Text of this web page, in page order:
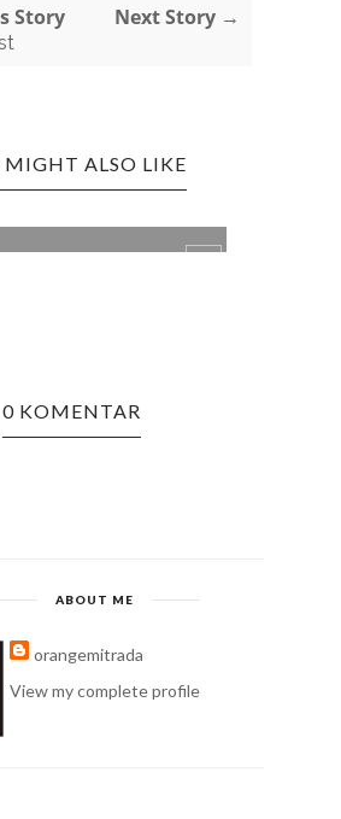
Story Next Story →
MIGHT ALSO LIKE
0 KOMENTAR
ABOUT ME
orangemitrada
View my complete profile